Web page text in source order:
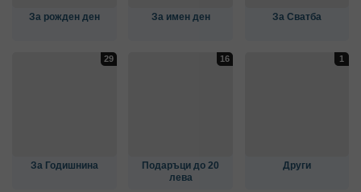
За рожден ден За имен ден За Сватба
За Годишнина
Подаръци до 20
лева
Други